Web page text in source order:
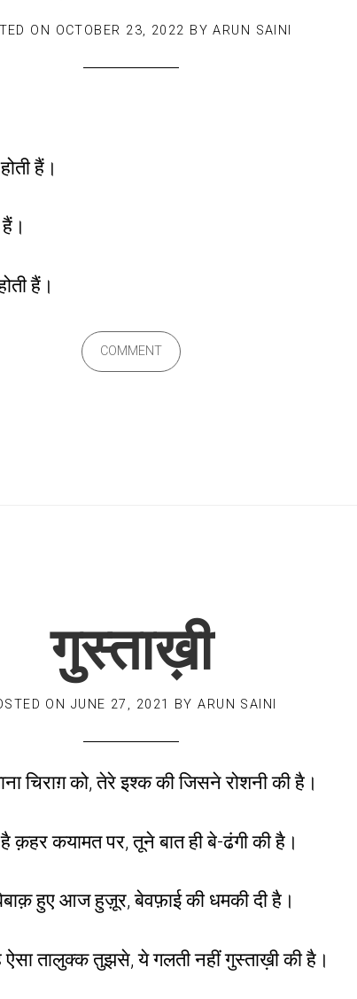
ON OCTOBER 23, 2022 BYARUN SAINI
हैं।
हैं।
COMMENT
गुस्ताख़ी
ON JUNE 27, 2021 BYARUN SAINI
चिराग़ को, तेरे इश्क की जिसने रोशनी की है।
है क़हर कयामत पर, तूने बात ही बे-ढंगी की है।
हुए आज हुज़ूर, बेवफ़ाई की धमकी दी है।
ऐसा तालुक्क तुझसे, ये गलती नहीं गुस्ताख़ी की है।